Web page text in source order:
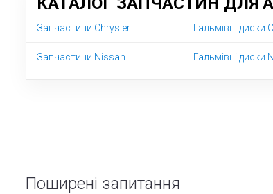
Запчастини Chrysler Гальмівні диски
Запчастини Nissan Гальмівні диски
Поширені запитання